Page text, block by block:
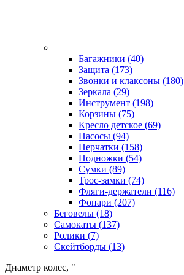
Багажники (40)
Защита (173)
Звонки и клаксоны (180)
Зеркала (29)
Инструмент (198)
Корзины (75)
Кресло детское (69)
Насосы (94)
Перчатки (158)
Подножки (54)
Сумки (89)
Трос-замки (74)
Фляги-держатели (116)
Фонари (207)
Беговелы (18)
Самокаты (137)
Ролики (7)
Скейтборды (13)
Диаметр колес, "